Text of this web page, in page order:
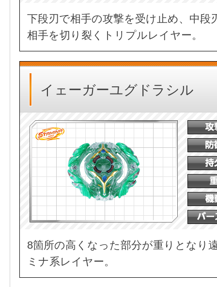
下段刃で相手の攻撃を受け止め、中段
相手を切り裂くトリプルレイヤー。
イェーガーユグドラシル
8箇所の高くなった部分が重りとなり
ミナ系レイヤー。